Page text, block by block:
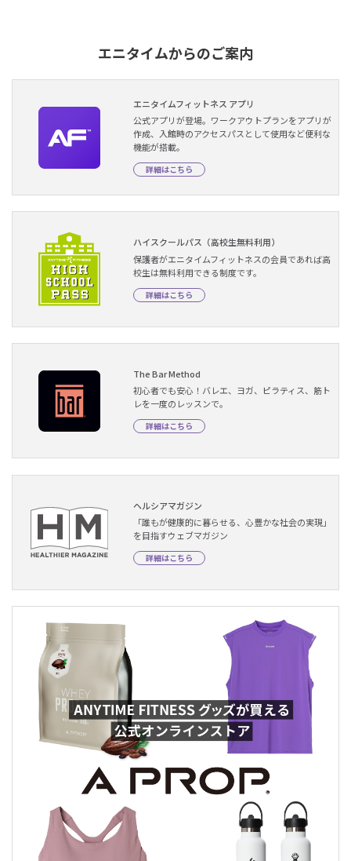
エニタイムからのご案内
エニタイムフィットネス アプリ
公式アプリが登場。ワークアウトプランをアプリが
作成、入館時のアクセスパスとして使用など便利な
機能が搭載。
詳細はこちら
ハイスクールパス（高校生無料利用）
保護者がエニタイムフィットネスの会員であれば高
校生は無料利用できる制度です。
詳細はこちら
The Bar Method
初心者でも安心！バレエ、ヨガ、ピラティス、筋ト
レを一度のレッスンで。
詳細はこちら
ヘルシアマガジン
「誰もが健康的に暮らせる、心豊かな社会の実現」
を目指すウェブマガジン
詳細はこちら